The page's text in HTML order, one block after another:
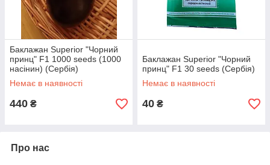
Баклажан Superior "Чорний
принц" F1 1000 seeds (1000
насінин) (Сербія)
Немає в наявності
440 ₴
Баклажан Superior "Чорний
принц" F1 30 seeds (Сербія)
Немає в наявності
40 ₴
Про нас